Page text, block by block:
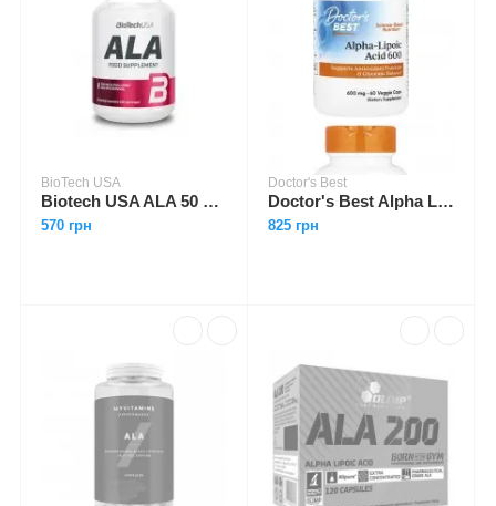
BioTech USA
Biotech USA ALA 50 caps
570 грн
Doctor's Best
Doctor's Best Alpha Lipoic Acid 600 mg 60 caps
825 грн